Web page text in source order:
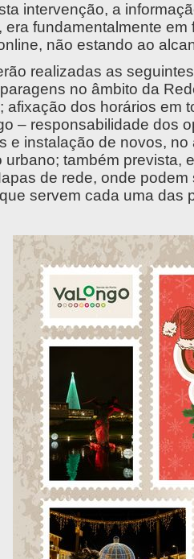
intervenção, a
era fundamentalmente
não estando ao
realizadas as
no âmbito da
afixação dos horários em
– responsabilidade dos
e instalação de novos,
urbano; também prevista,
de rede, onde
servem cada uma das